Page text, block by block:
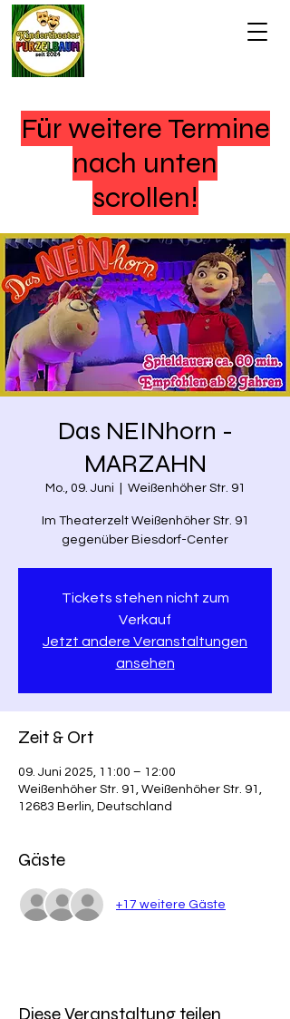
Für weitere Termine
nach unten
scrollen!
Das NEINhorn -
MARZAHN
Mo., 09. Juni Weißenhöher Str. 91
Im Theaterzelt Weißenhöher Str. 91
gegenüber Biesdorf-Center
Tickets stehen nicht zum
Verkauf
Jetzt andere Veranstaltungen
ansehen
Zeit & Ort
09. Juni 2025, 11:00 – 12:00
Weißenhöher Str. 91, Weißenhöher Str. 91,
12683 Berlin, Deutschland
Gäste
+17 weitere Gäste
Diese Veranstaltung teilen